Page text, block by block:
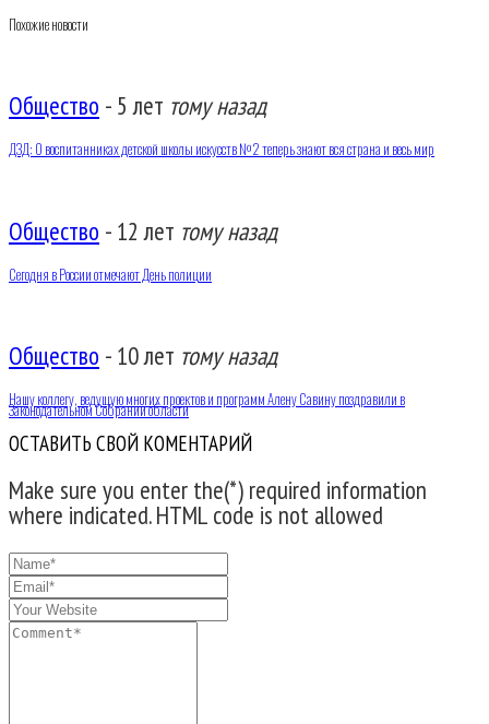
Похожие новости
Общество - 5 лет тому назад
ДЗД: О воспитанниках детской школы искусств №2 теперь знают вся страна и весь мир
Общество - 12 лет тому назад
Сегодня в России отмечают День полиции
Общество - 10 лет тому назад
Нашу коллегу, ведущую многих проектов и программ Алену Савину поздравили в
Законодательном Собрании области
ОСТАВИТЬ СВОЙ КОМЕНТАРИЙ
Make sure you enter the(*) required information
where indicated. HTML code is not allowed